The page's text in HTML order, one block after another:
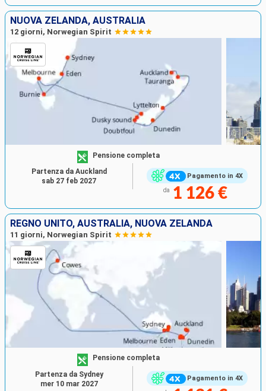
NUOVA ZELANDA, AUSTRALIA
12 giorni, Norwegian Spirit
Pagamento in 4X
Pensione completa
da 1 126 €
Partenza da Auckland
sab 27 feb 2027
REGNO UNITO, AUSTRALIA, NUOVA ZELANDA
11 giorni, Norwegian Spirit
Pagamento in 4X
Pensione completa
Partenza da Sydney
mer 10 mar 2027